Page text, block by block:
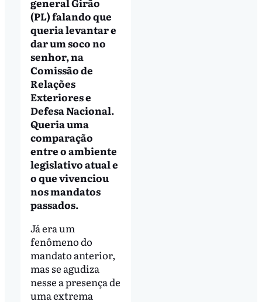
(PL) falando que
queria levantar e
dar um soco no
senhor, na
Comissão de
Relações
Exteriores e
Defesa Nacional.
Queria uma
comparação
entre o ambiente
legislativo atual e
o que vivenciou
nos mandatos
passados.
Já era um
fenômeno do
mandato anterior,
mas se agudiza
nesse a presença de
uma extrema